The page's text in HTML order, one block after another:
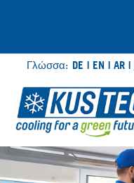
Γλώσσα: DE EN AR